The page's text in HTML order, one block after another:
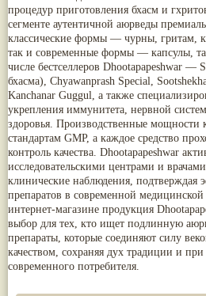
процедур приготовления бхасм и
сегменте аутентичной аюрведы
классические формы — чурны, гритам,
так и современные формы — капсулы,
числе бестселлеров Dhootapapeshwar —
бхасма), Chyawanprash Special,
Kanchanar Guggul, а также
укрепления иммунитета, нервной
здоровья. Производственные
стандартам GMP, а каждое средство
контроль качества. Dhootapapeshwar
исследовательскими центрами и
клинические наблюдения, подтверждая
препаратов в современной
интернет-магазине продукция
выбор для тех, кто ищет подлинную
препараты, которые соединяют силу
качеством, сохраняя дух традиции и
современного потребителя.
Мускатный орех
Пажитник
Паслён черный
(12)
Коричник цейлонский
Розовая соль
(12)
(12)
(11)
Каменная соль
(11)
Коровье молоко
Ним
Перец чаба
(11)
(11)
Турпет
(11)
Алойное дерево
Асафетида(10)